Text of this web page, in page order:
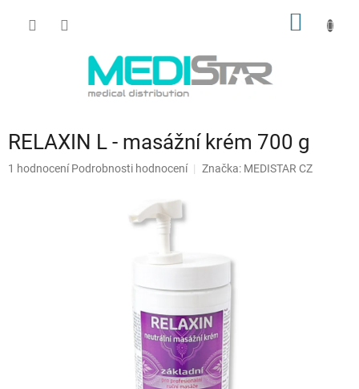
RELAXIN L - masážní krém 700 g
Průměrné
1 hodnocení Podrobnosti hodnocení Značka: MEDISTAR CZ